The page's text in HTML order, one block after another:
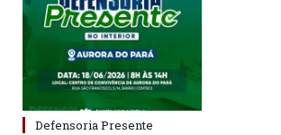
Defensoria Presente